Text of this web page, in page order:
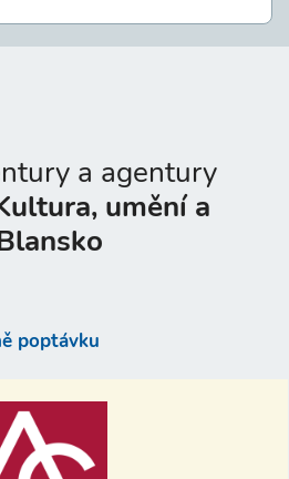
a agentury
umění a
poptávku